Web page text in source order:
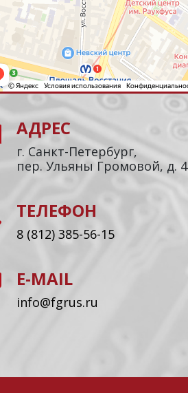
АДРЕС
г. Санкт-Петербург,
пер. Ульяны Громовой, д. 4
ТЕЛЕФОН
8 (812) 385-56-15
E-MAIL
info@fgrus.ru